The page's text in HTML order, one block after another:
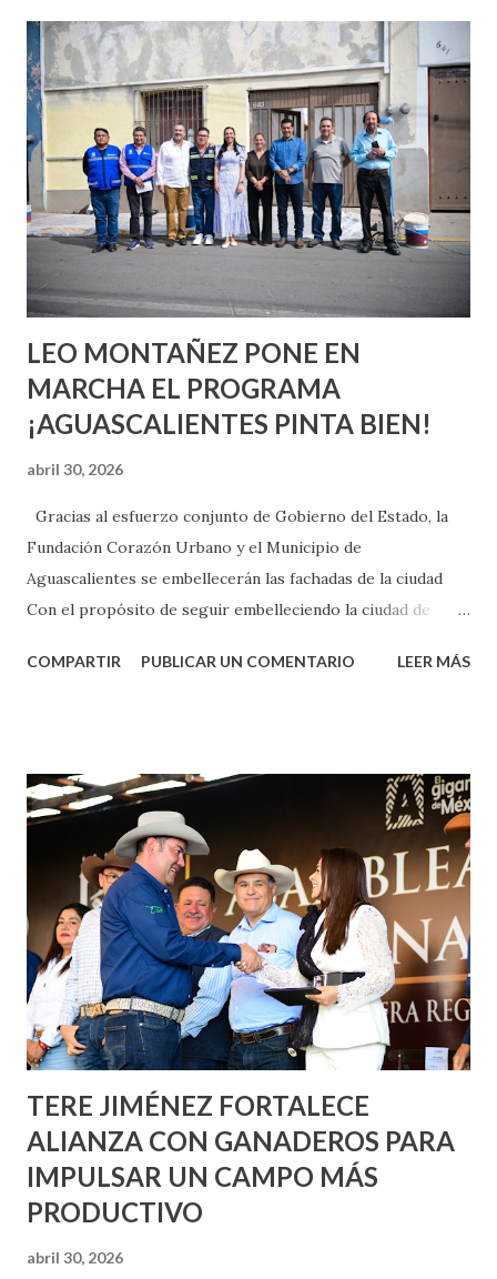
conoces ni la mitad de lo que deberías saber. Pero incluso
quienes ya han tenido relaciones sexuales no son expertos
o expertas en el tema. Siempre hay algo nuevo que
aprender y nuevas experiencias que conocer. Si eres una
chica y aún no has tenido relaciones sexuales, tal vez
pienses que el sexo será increíble y no puedas esperar para
experimentarlo, pero como cualquier persona con
experiencia te dirá, siempre es mejor cuando ambas partes
son suficientemen...
LEO MONTAÑEZ PONE EN
MARCHA EL PROGRAMA
¡AGUASCALIENTES PINTA BIEN!
abril 30, 2026
Gracias al esfuerzo conjunto de Gobierno del Estado, la
Fundación Corazón Urbano y el Municipio de
Aguascalientes se embellecerán las fachadas de la ciudad
Con el propósito de seguir embelleciendo la ciudad de
municipal, Leo Montañez dio inicio al programa
Corazón Urbano y el Municipio capital. Leo Montañez
informó que en este programa se usarán cerca de 90 mil
metros cuadrados de pintura, para dar inicio en la calle
Nieto, entre Jesús F. Elizondo y la calle 22 de Octubre, con
lo que se aplicará pintura en 66 casas. Posteriormente se
llevará este programa a Villas de Nuestra Señora de la
Asunción, Avenida Alameda y Decreto 27 de Septiembre, en
los edificios FOVISSSTE Ojo de Agua, en la comunidad
Norias de Paso Hondo y en los edificios de...
COMPARTIR PUBLICAR UN COMENTARIO LEER MÁS
TERE JIMÉNEZ FORTALECE
ALIANZA CON GANADEROS PARA
IMPULSAR UN CAMPO MÁS
PRODUCTIVO
abril 30, 2026